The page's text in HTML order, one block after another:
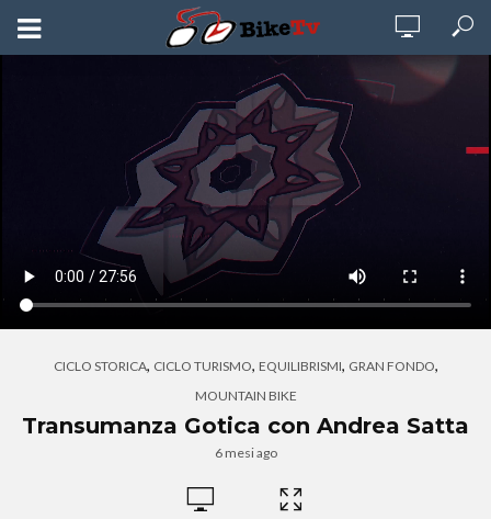
CICLO STORICA, CICLO TURISMO, EQUILIBRISMI, GRAN FONDO,
MOUNTAIN BIKE
Transumanza Gotica con Andrea Satta
6 mesi ago